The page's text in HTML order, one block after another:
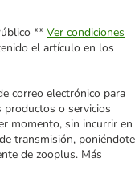
** Ver condiciones
el artículo en los
correo electrónico para
o servicios
momento, sin incurrir en
transmisión, poniéndote
de zooplus. Más